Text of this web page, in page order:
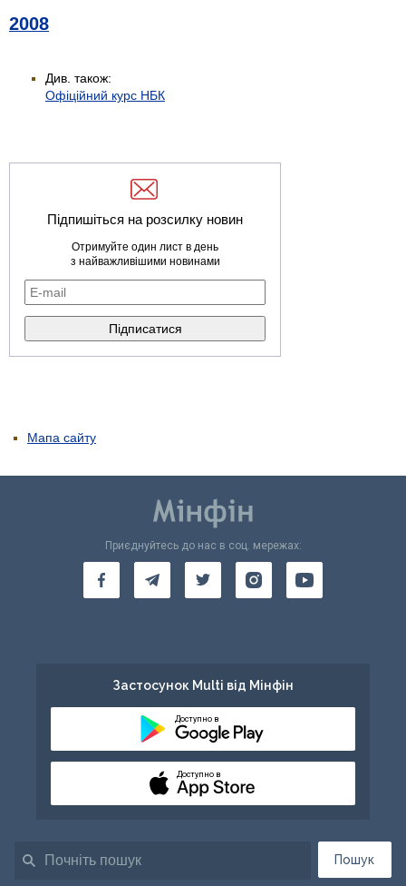
2008
Див. також:
Офіційний курс НБК
Підпишіться на розсилку новин
Отримуйте один лист в день
з найважливішими новинами
Мапа сайту
Пошук
Приєднуйтесь до нас в соц. мережах:
Застосунок Multi від Мінфін
Доступно в
Доступно в